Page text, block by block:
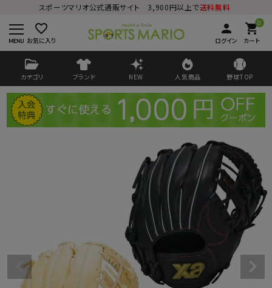
スポーツマリオ公式通販サイト 3,900円以上で送料無料
favorite_border
お気に入り
person
ログイン
0
shopping_cart
カート
カテゴリ ブランド NEW 人気商品 野球TOP
検索